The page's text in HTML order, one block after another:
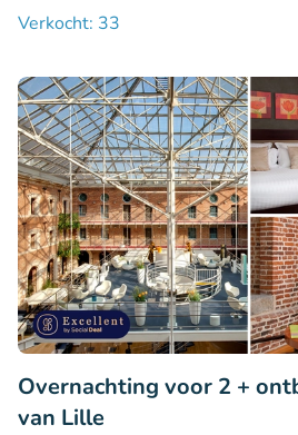
Verkocht: 33
Overnachting voor 2 +
van Lille